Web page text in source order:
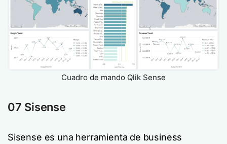
Cuadro de mando Qlik Sense
07 Sisense
Sisense es una herramienta de business